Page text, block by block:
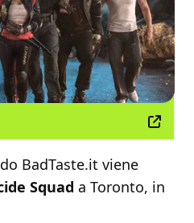
BadTaste.it viene
Squad a Toronto, in